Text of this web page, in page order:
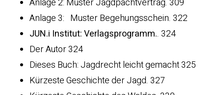
Anlage 2: Muster Jagdpachtvertrag. 309
Anlage 3: Muster Begehungsschein. 322
JUN.i Institut: Verlagsprogramm.. 324
Der Autor 324
Dieses Buch: Jagdrecht leicht gemacht 325
Kürzeste Geschichte der Jagd. 327